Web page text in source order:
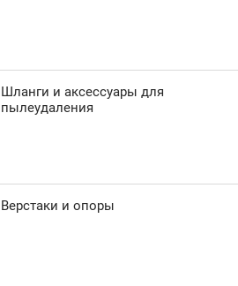
Шланги и аксессуары для
пылеудаления
Верстаки и опоры